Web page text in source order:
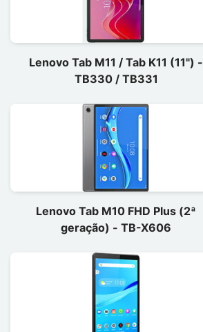
Lenovo Tab M11 / Tab K11 (11") -
TB330 / TB331
Lenovo Tab M10 FHD Plus (2ª
geração) - TB-X606